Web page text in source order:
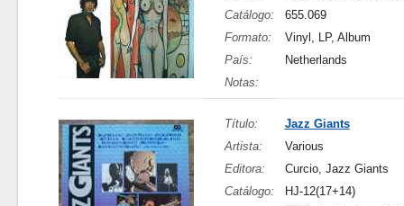
Catálogo:
655.069
Formato:
Vinyl, LP, Album
País:
Netherlands
Notas:
Título:
Jazz Giants
Artista:
Various
Editora:
Curcio, Jazz Giants
Catálogo:
HJ-12(17+14)